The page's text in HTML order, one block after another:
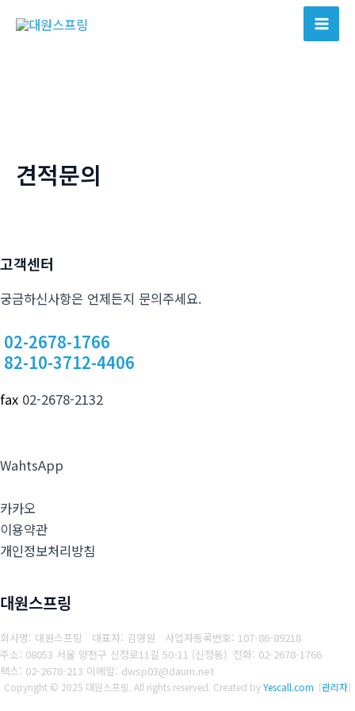
Main
견적문의
고객센터
궁금하신사항은 언제든지 문의주세요.
02-2678-1766
82-10-3712-4406
fax 02-2678-2132
WahtsApp
카카오
이용약관
개인정보처리방침
대원스프링
회사명: 대원스프링 대표자: 김영원 사업자등록번호: 107-86-89218
주소: 08053 서울 양천구 신정로11길 50-11 (신정동) 전화: 02-2678-1766
팩스: 02-2678-213 이메일: dwsp03@daum.net
Copyright © 2025 대원스프링. All rights reserved. Created byYescall.com [관리자]